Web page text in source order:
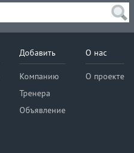
Добавить
Компанию
Тренера
Объявление
О нас
О проекте